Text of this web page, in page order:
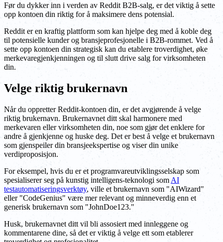
Før du dykker inn i verden av Reddit B2B-salg, er det viktig å sette
opp kontoen din riktig for å maksimere dens potensial.
Reddit er en kraftig plattform som kan hjelpe deg med å koble deg
til potensielle kunder og bransjeprofesjonelle i B2B-rommet. Ved å
sette opp kontoen din strategisk kan du etablere troverdighet, øke
merkevaregjenkjenningen og til slutt drive salg for virksomheten
din.
Velge riktig brukernavn
Når du oppretter Reddit-kontoen din, er det avgjørende å velge
riktig brukernavn. Brukernavnet ditt skal harmonere med
merkevaren eller virksomheten din, noe som gjør det enklere for
andre å gjenkjenne og huske deg. Det er best å velge et brukernavn
som gjenspeiler din bransjeekspertise og viser din unike
verdiproposisjon.
For eksempel, hvis du er et programvareutviklingsselskap som
spesialiserer seg på kunstig intelligens-teknologi som AI
testautomatiseringsverktøy, ville et brukernavn som "AIWizard"
eller "CodeGenius" være mer relevant og minneverdig enn et
generisk brukernavn som "JohnDoe123."
Husk, brukernavnet ditt vil bli assosiert med innleggene og
kommentarene dine, så det er viktig å velge ett som etablerer